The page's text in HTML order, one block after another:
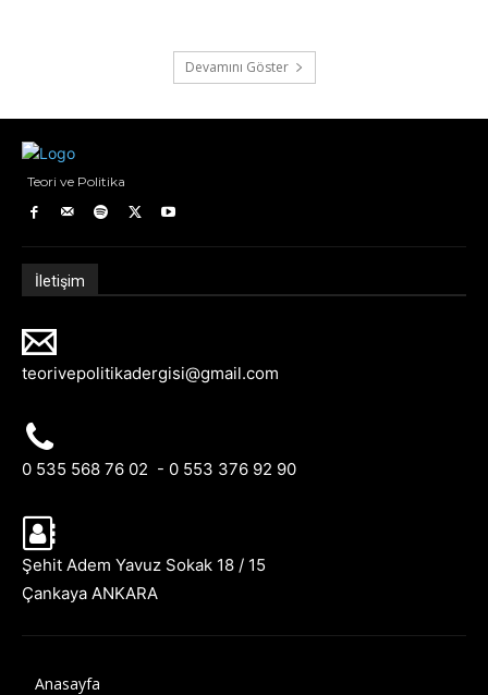
Devamını Göster
Teori ve Politika
İletişim
teorivepolitikadergisi@gmail.com
0 535 568 76 02 - 0 553 376 92 90
Şehit Adem Yavuz Sokak 18 / 15
Çankaya ANKARA
Anasayfa